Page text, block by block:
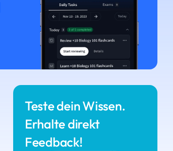
Teste dein Wissen.
Erhalte direkt
Feedback!